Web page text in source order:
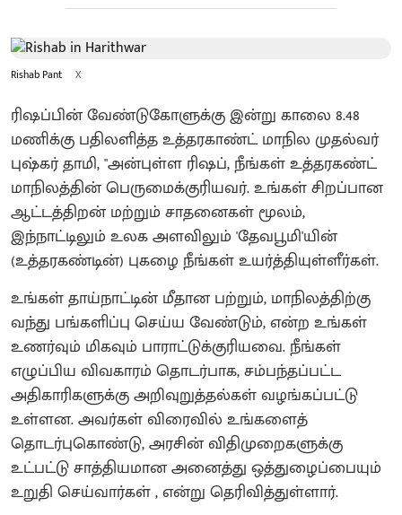
Rishab Pant X
ரிஷப்பின் வேண்டுகோளுக்கு இன்று காலை 8.48
மணிக்கு பதிலளித்த உத்தரகாண்ட் மாநில முதல்வர்
புஷ்கர் தாமி, "அன்புள்ள ரிஷப், நீங்கள் உத்தரகண்ட்
மாநிலத்தின் பெருமைக்குரியவர். உங்கள் சிறப்பான
ஆட்டத்திறன் மற்றும் சாதனைகள் மூலம்,
இந்நாட்டிலும் உலக அளவிலும் 'தேவபூமி'யின்
(உத்தரகண்டின்) புகழை நீங்கள் உயர்த்தியுள்ளீர்கள்.
உங்கள் தாய்நாட்டின் மீதான பற்றும், மாநிலத்திற்கு
வந்து பங்களிப்பு செய்ய வேண்டும், என்ற உங்கள்
உணர்வும் மிகவும் பாராட்டுக்குரியவை. நீங்கள்
எழுப்பிய விவகாரம் தொடர்பாக, சம்பந்தப்பட்ட
அதிகாரிகளுக்கு அறிவுறுத்தல்கள் வழங்கப்பட்டு
உள்ளன. அவர்கள் விரைவில் உங்களைத்
தொடர்புகொண்டு, அரசின் விதிமுறைகளுக்கு
உட்பட்டு சாத்தியமான அனைத்து ஒத்துழைப்பையும்
உறுதி செய்வார்கள் , என்று தெரிவித்துள்ளார்.